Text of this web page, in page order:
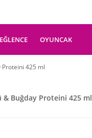
OYUNCAK
Proteini 425 ml
& Buğday Proteini 425 ml